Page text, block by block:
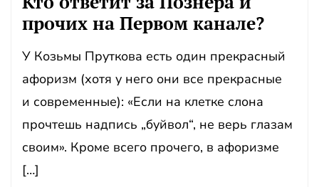
прочих на Первом канале?
У Козьмы Пруткова есть один прекрасный
афоризм (хотя у него они все прекрасные
и современные): «Если на клетке слона
прочтешь надпись „буйвол“, не верь глазам
своим». Кроме всего прочего, в афоризме
[…]